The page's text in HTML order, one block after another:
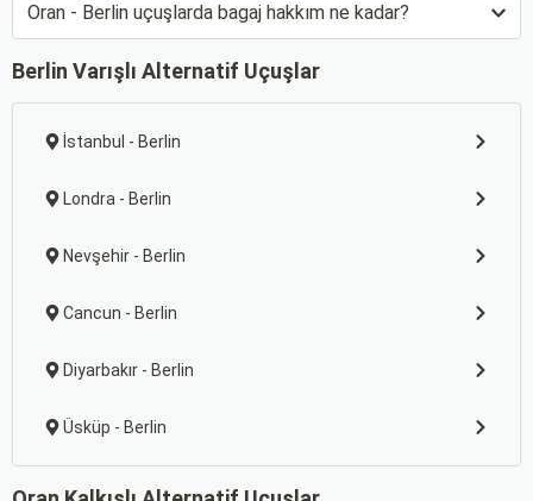
Oran - Berlin uçuşlarda bagaj hakkım ne kadar?
Berlin Varışlı Alternatif Uçuşlar
İstanbul - Berlin
Londra - Berlin
Nevşehir - Berlin
Cancun - Berlin
Diyarbakır - Berlin
Üsküp - Berlin